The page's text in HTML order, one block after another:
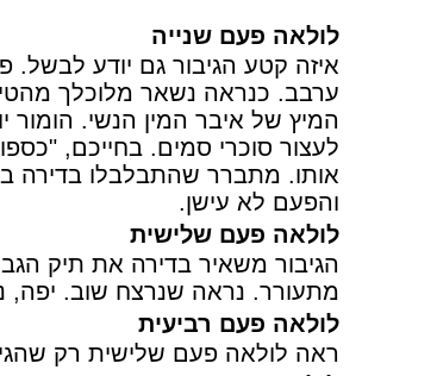
לולאה פעם שנייה
איזה קטע הגיבור גם יודע
ערבב. כנראה נשאר מלוכלך
המיץ של איבר המין הנשי.
לעצור סוכרי סמים. בחייכם,
אותו. מתברר שהתבלבלו בדירה
והפעם לא עישן.
לולאה פעם שלישית
הגיבור משאיר בדירה את תיק
מתעורר. נראה שנרצח שוב. יפה,
לולאה פעם רביעית
ראה לולאה פעם שלישית רק